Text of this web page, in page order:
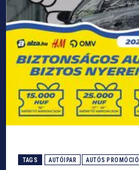
TAGS AUTÓIPAR AUTÓS PROMÓCIÓ